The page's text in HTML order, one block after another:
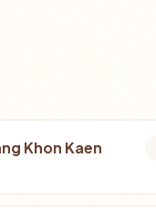
Khon Kaen